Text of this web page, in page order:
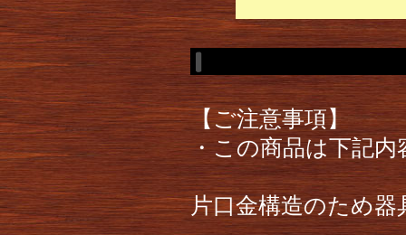
【ご注意事項】
・この商品は下記
片口金構造のため